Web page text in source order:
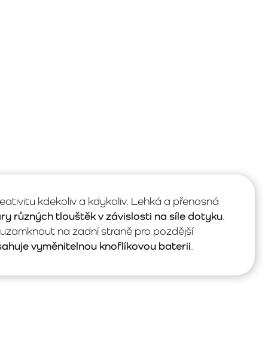
kdekoliv a kdykoliv. Lehká a přenosná
různých tlouštěk v závislosti na síle dotyku.
na zadní straně pro pozdější
vyměnitelnou knoflíkovou baterii.